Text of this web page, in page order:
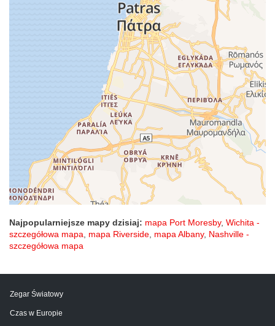
Najpopularniejsze mapy dzisiaj: mapa Port Moresby, Wichita -
szczegółowa mapa, mapa Riverside, mapa Albany, Nashville -
szczegółowa mapa
Zegar Światowy
Czas w Europie